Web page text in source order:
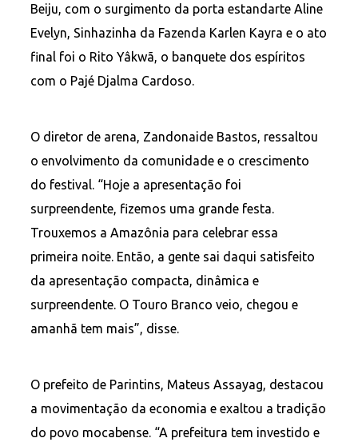
Beiju, com o surgimento da porta estandarte Aline
Evelyn, Sinhazinha da Fazenda Karlen Kayra e o ato
final foi o Rito Yâkwã, o banquete dos espíritos
com o Pajé Djalma Cardoso.
O diretor de arena, Zandonaide Bastos, ressaltou
o envolvimento da comunidade e o crescimento
do festival. “Hoje a apresentação foi
surpreendente, fizemos uma grande festa.
Trouxemos a Amazônia para celebrar essa
primeira noite. Então, a gente sai daqui satisfeito
da apresentação compacta, dinâmica e
surpreendente. O Touro Branco veio, chegou e
amanhã tem mais”, disse.
O prefeito de Parintins, Mateus Assayag, destacou
a movimentação da economia e exaltou a tradição
do povo mocabense. “A prefeitura tem investido e